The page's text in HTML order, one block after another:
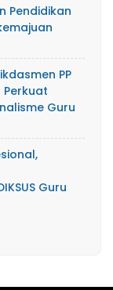
Pendidikan
PP
Guru
Guru